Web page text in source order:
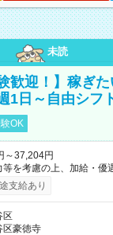
未読
歓迎！】稼ぎ
1日～自由シフ
OK
～37,204円
考慮の上、加給・優遇いた
なし
支給あり
区
区豪徳寺